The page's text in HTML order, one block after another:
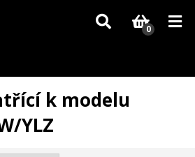
se může dodání dílů, které nejsou skladem,
Děkujeme za pochopení.
0
k modelu
YLZ